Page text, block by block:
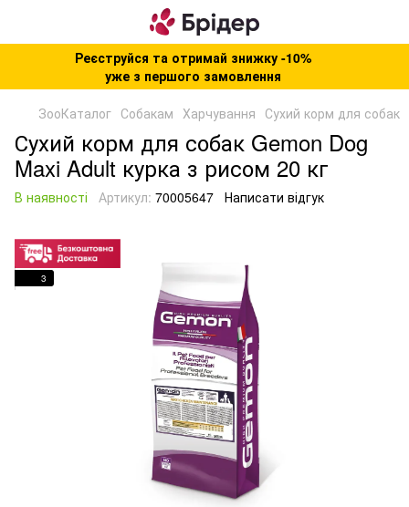
Реєструйся та отримай знижку -10%
уже з першого замовлення
ЗооКаталог Собакам Харчування Сухий корм для собак
Сухий корм для собак Gemon Dog
Maxi Adult курка з рисом 20 кг
В наявності Артикул: 70005647 Написати відгук
3